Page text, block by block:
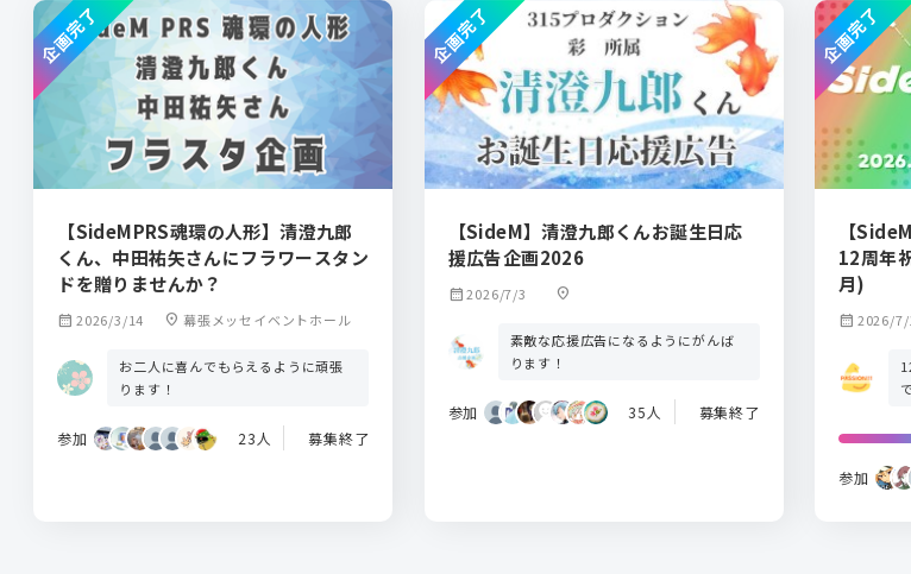
【SideMPRS魂環の人形】清澄九郎
くん、中田祐矢さんにフラワースタン
ドを贈りませんか？
calendar_month 2026/3/14 location_on 幕張メッセイベントホール
お二人に喜んでもらえるように頑張
ります！
参加 23人 募集終了
企画完了
【SideM】清澄九郎くんお誕生日応
援広告企画2026
calendar_month2026/7/3 location_on
素敵な応援広告になるようにがんば
ります！
参加 35人 募集終了
企画完了
【
12周年
月)
calendar_month 2026/7/
参加
企画完了